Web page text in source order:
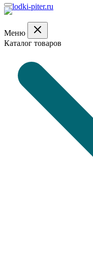
Меню
Каталог товаров